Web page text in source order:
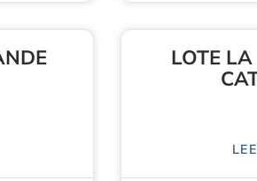
LOTE